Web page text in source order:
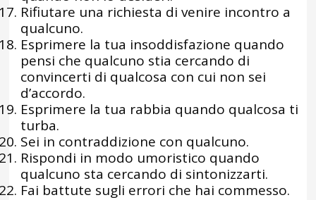
Rifiutare una richiesta di venire incontro a
qualcuno.
Esprimere la tua insoddisfazione quando
pensi che qualcuno stia cercando di
convincerti di qualcosa con cui non sei
d’accordo.
Esprimere la tua rabbia quando qualcosa ti
turba.
Sei in contraddizione con qualcuno.
Rispondi in modo umoristico quando
qualcuno sta cercando di sintonizzarti.
Fai battute sugli errori che hai commesso.